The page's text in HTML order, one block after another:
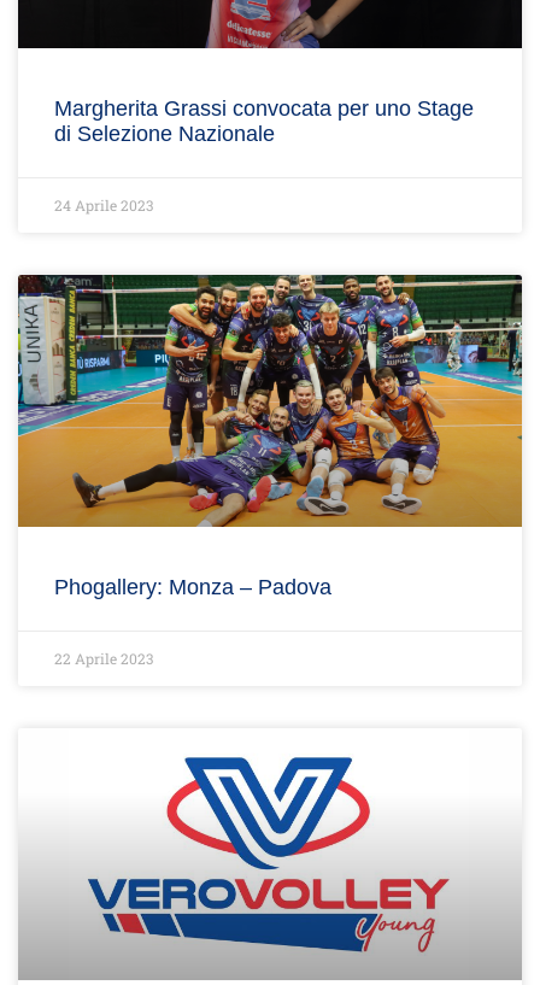
Margherita Grassi convocata per uno Stage
di Selezione Nazionale
24 Aprile 2023
Phogallery: Monza – Padova
22 Aprile 2023